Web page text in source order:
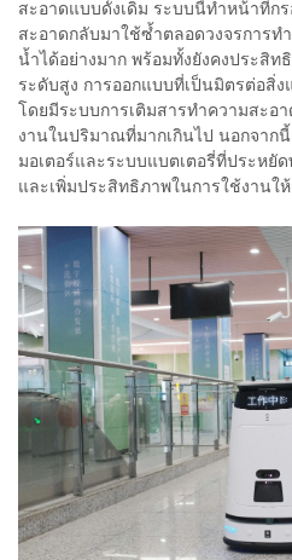
สะอาดแบบดั้งเดิม ระบบนี้ทำหน้าที่ก
สะอาดกลับมาใช้ซ้ำตลอดวงจรการท
น้ำได้อย่างมาก พร้อมทั้งยังคงประสิท
ระดับสูง การออกแบบที่เป็นมิตรต่อสิ่ง
โดยมีระบบการเติมสารทำความสะอ
งานในปริมาณที่มากเกินไป นอกจาก
มอเตอร์และระบบแบตเตอรี่ที่ประหยั
และเพิ่มประสิทธิภาพในการใช้งานใ